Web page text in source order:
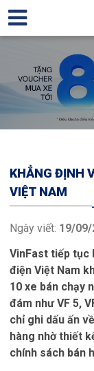
KHẲNG ĐỊNH
VIỆT NAM
Ngày viết: 19/09/
VinFast tiếp tục
điện Việt Nam
10 xe bán chạy
đám như VF 5,
chỉ ghi dấu ấn
hàng nhờ thiết
chính sách bán